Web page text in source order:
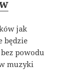
jak
będzie
powodu
muzyki